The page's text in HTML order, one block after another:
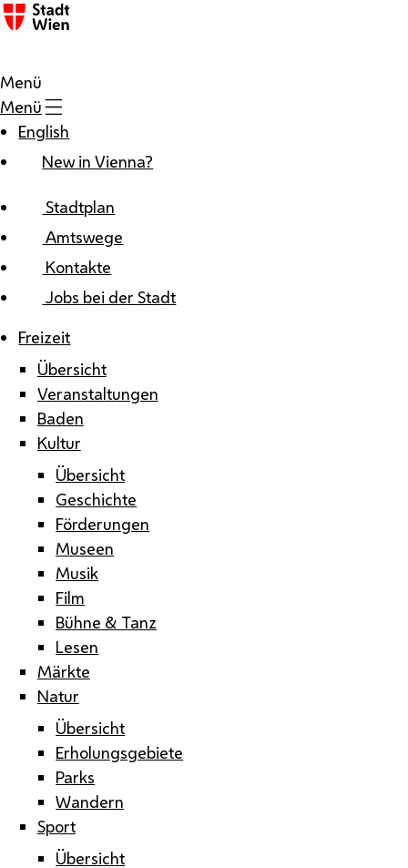
Zum Inhalt
Menü
Menü
English
New in Vienna?
Stadtplan
Amtswege
Kontakte
Jobs bei der Stadt
Freizeit
Übersicht
Veranstaltungen
Baden
Kultur
Übersicht
Geschichte
Förderungen
Museen
Musik
Film
Bühne & Tanz
Lesen
Märkte
Natur
Übersicht
Erholungsgebiete
Parks
Wandern
Sport
Übersicht